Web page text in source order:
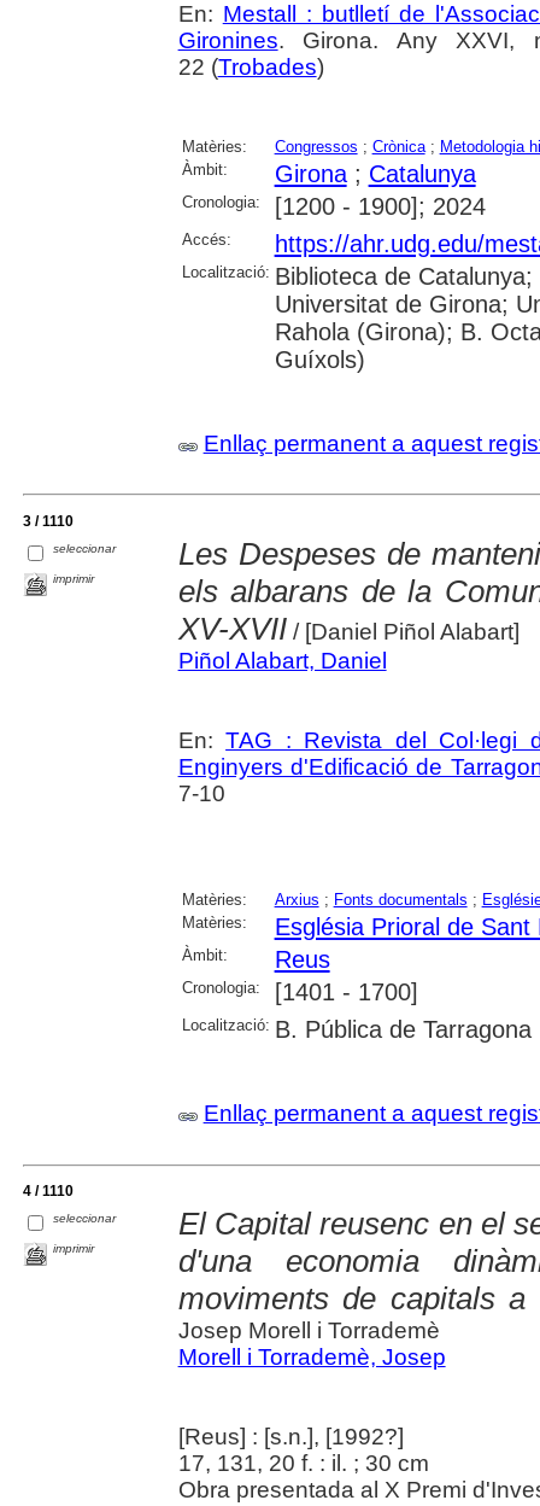
En: Mestall : butlletí de
Gironines. Girona. Any XXVI,
22 (Trobades)
Matèries: Congressos ; Crònica; Metodologia
Àmbit:
Girona; Catalunya
Cronologia: [1200 - 1900]; 2024
Accés: https://ahr.udg.edu/
Localització: Biblioteca de
Universitat de Girona;
Rahola (Girona); B.
Guíxols)
Enllaç permanent a aquest
3 / 1110
seleccionar
imprimir
Les Despeses de
els albarans de la
XV-XVII / [Daniel Piñol Alabart]
Piñol Alabart, Daniel
En:TAG : Revista del Col·legi
Enginyers d'Edificació de
7-10
Matèries: Arxius ; Fonts documentals ;
Matèries:
Església Prioral de Sant
Àmbit: Reus
Cronologia: [1401 - 1700]
Localització: B. Pública de Tarragona
Enllaç permanent a aquest
4 / 1110
seleccionar
imprimir
El Capital reusenc en el
d'una economia
moviments de capitals
Josep Morell i Torrademè
Morell i Torrademè, Josep
[Reus] : [s.n.], [1992?]
17, 131, 20 f. : il. ; 30 cm
Obra presentada al X Premi